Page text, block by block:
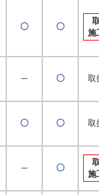
〇 〇
施
─ 〇 取
〇 〇 取
─ 〇
施